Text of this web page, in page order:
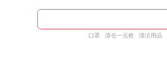
口罩 清仓一元抢 清洁用品